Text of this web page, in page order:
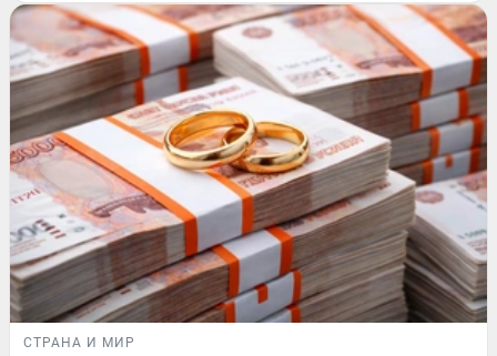
СТРАНА И МИР